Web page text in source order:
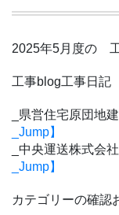
2025年5月度の 工
工事blog工事日記
_県営住宅原団地
_Jump】
_中央運送株式会
_Jump】
カテゴリーの確認